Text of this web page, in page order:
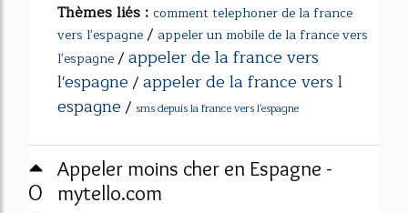
Thèmes liés : comment telephoner de la france
vers l'espagne/ appeler un mobile de la france vers
l'espagne/appeler de la france vers
l'espagne/appeler de la france vers l
espagne/ sms depuis la france vers l'espagne
0
Appeler moins cher en Espagne -
mytello.com